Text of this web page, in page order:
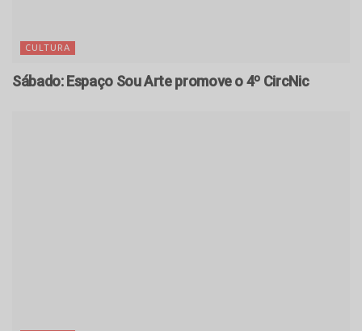
CULTURA
Sábado: Espaço Sou Arte promove o 4º CircNic